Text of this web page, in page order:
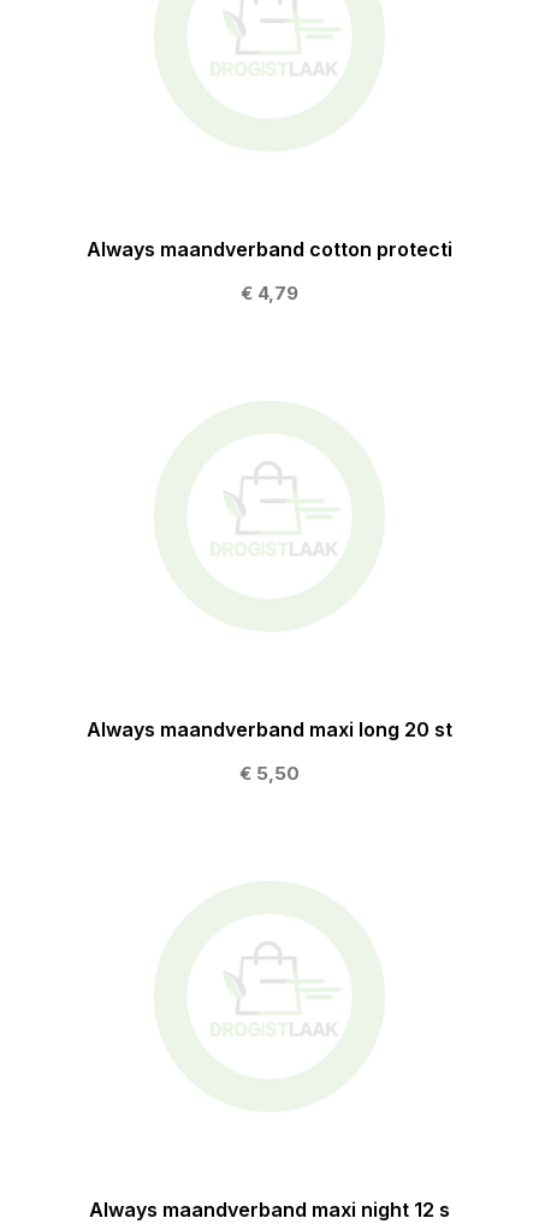
Always maandverband cotton protecti
€ 4,79
Always maandverband maxi long 20 st
€ 5,50
Always maandverband maxi night 12 s